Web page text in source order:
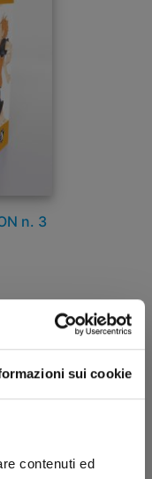
sui cookie
contenuti ed
n. 3